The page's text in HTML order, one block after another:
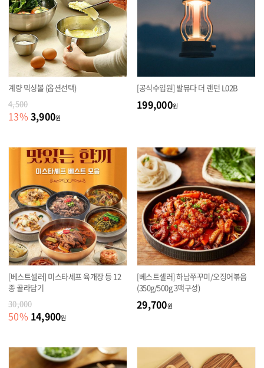
계량 믹싱볼 (옵션선택)
4,500
13% 3,900원
[공식수입원] 발뮤다 더 랜턴 L02B
199,000원
[베스트셀러] 미스타셰프 육개장 등 12
종 골라담기
30,000
50% 14,900원
[베스트셀러] 하남쭈꾸미/오징어볶음
(350g/500g 3팩구성)
29,700원